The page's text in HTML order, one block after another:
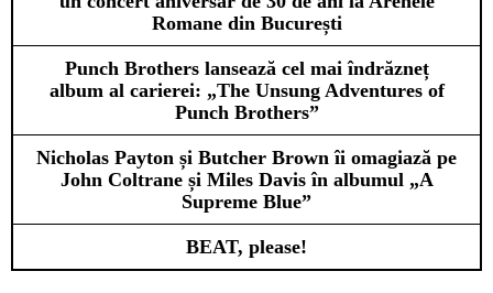
Romane din București
Punch Brothers lansează cel mai îndrăzneț
album al carierei: „The Unsung Adventures of
Punch Brothers”
Nicholas Payton și Butcher Brown îi omagiază pe
John Coltrane și Miles Davis în albumul „A
Supreme Blue”
BEAT, please!